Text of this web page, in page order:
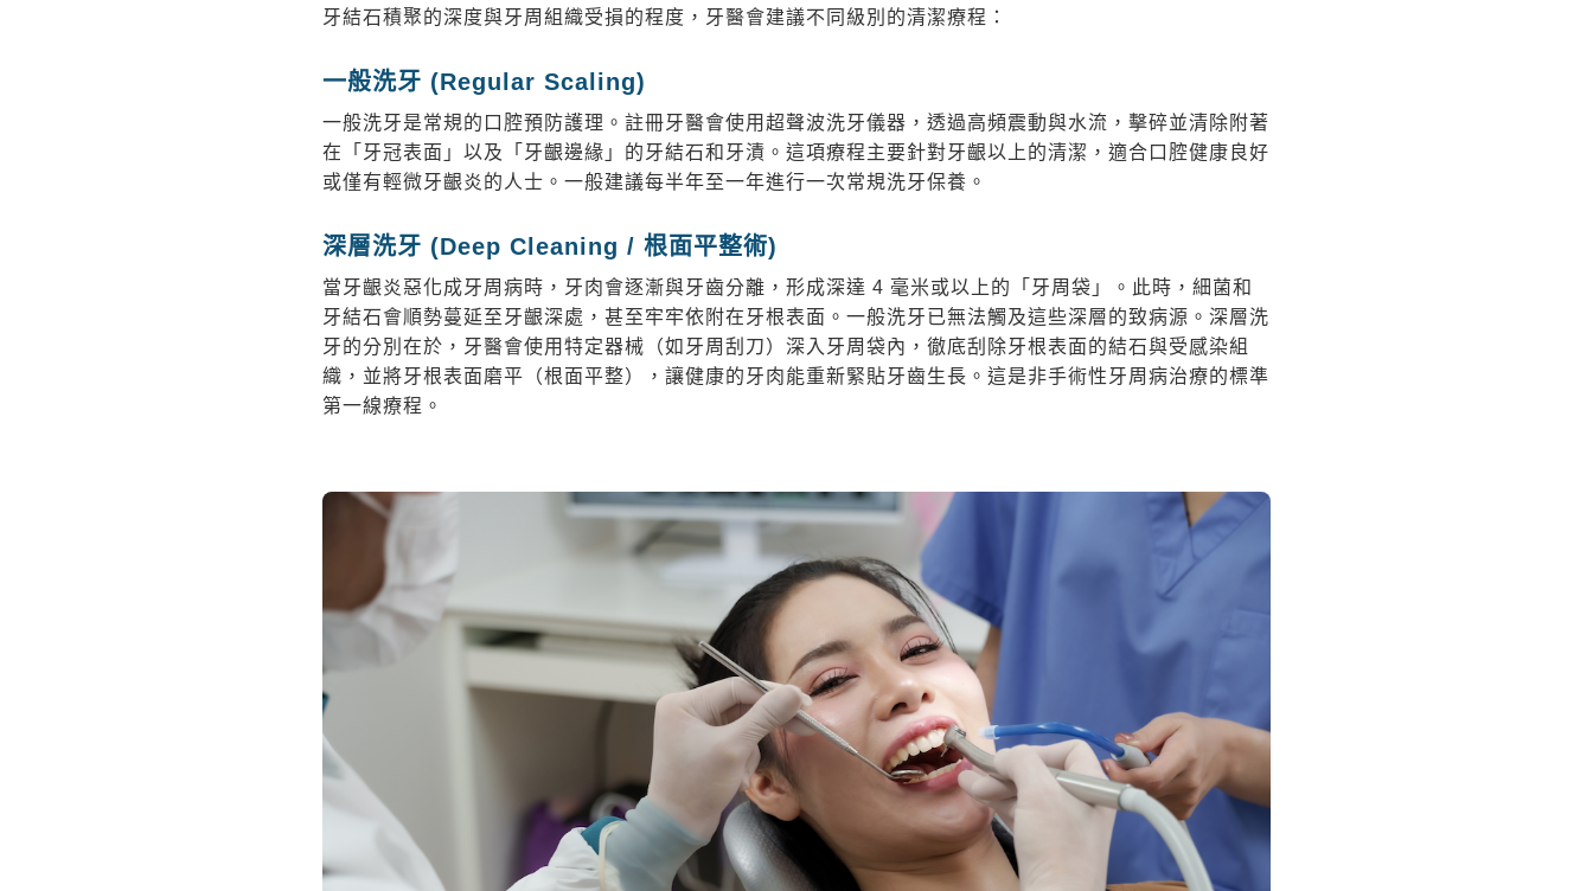
牙結石積聚的深度與牙周組織受損的程度，牙醫會建議不同級別的清潔療程：
一般洗牙 (Regular Scaling)
一般洗牙是常規的口腔預防護理。註冊牙醫會使用超聲波洗牙儀器，透過高頻震動與水流，擊碎並清除附著
在「牙冠表面」以及「牙齦邊緣」的牙結石和牙漬。這項療程主要針對牙齦以上的清潔，適合口腔健康良好
或僅有輕微牙齦炎的人士。一般建議每半年至一年進行一次常規洗牙保養。
深層洗牙 (Deep Cleaning / 根面平整術)
當牙齦炎惡化成牙周病時，牙肉會逐漸與牙齒分離，形成深達 4 毫米或以上的「牙周袋」。此時，細菌和
牙結石會順勢蔓延至牙齦深處，甚至牢牢依附在牙根表面。一般洗牙已無法觸及這些深層的致病源。深層洗
牙的分別在於，牙醫會使用特定器械（如牙周刮刀）深入牙周袋內，徹底刮除牙根表面的結石與受感染組
織，並將牙根表面磨平（根面平整），讓健康的牙肉能重新緊貼牙齒生長。這是非手術性牙周病治療的標準
第一線療程。